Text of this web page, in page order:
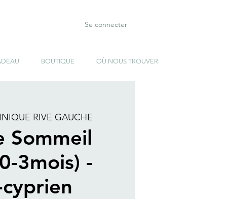
Se connecter
BOUTIQUE OÙ NOUS TROUVER
RIVE GAUCHE
Sommeil
3mois) -